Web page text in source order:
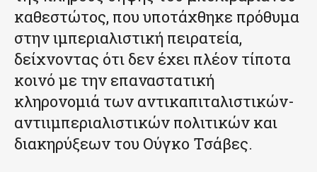
καθεστώτος, που υποτάχθηκε πρόθυμα
στην ιμπεριαλιστική πειρατεία,
δείχνοντας ότι δεν έχει πλέον τίποτα
κοινό με την επαναστατική
κληρονομιά των αντικαπιταλιστικών-
αντιιμπεριαλιστικών πολιτικών και
διακηρύξεων του Ούγκο Τσάβες.